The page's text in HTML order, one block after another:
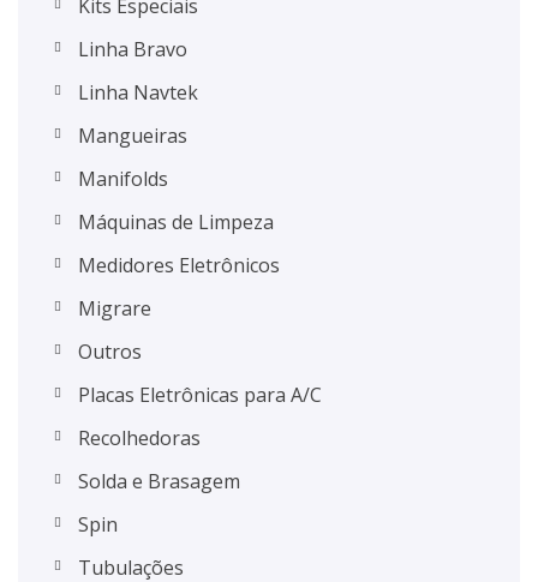
Kits Especiais
Linha Bravo
Linha Navtek
Mangueiras
Manifolds
Máquinas de Limpeza
Medidores Eletrônicos
Migrare
Outros
Placas Eletrônicas para A/C
Recolhedoras
Solda e Brasagem
Spin
Tubulações